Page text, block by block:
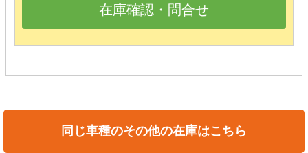
在庫確認・問合せ
同じ車種のその他の在庫はこちら